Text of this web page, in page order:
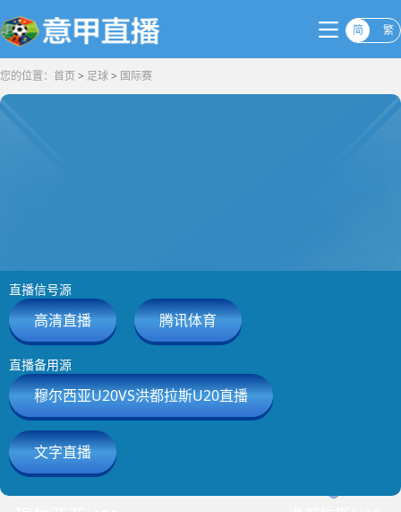
简 繁
您的位置： 首页 > 足球> 国际赛
直播信号源
高清直播 腾讯体育
直播备用源
穆尔西亚U20VS洪都拉斯U20直播
文字直播